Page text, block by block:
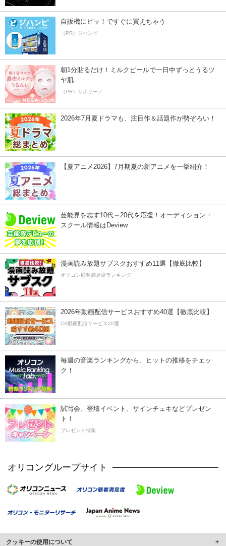
自販機にピッ！ですぐに買えちゃう
（PR）ジハンピ
朝1分貼るだけ！ミルクピールで一日中ずっとうるツ
ヤ肌
（PR）サボリーノ
2026年7月夏ドラマも、注目作＆話題作が勢ぞろい！
【夏アニメ2026】7月期夏の新アニメを一挙紹介！
芸能界を志す10代～20代を応援！オーディション・
スクール情報はDeview
漫画読み放題サブスクおすすめ11選【徹底比較】
オリコン顧客満足度ランキング
2026年動画配信サービスおすすめ40選【徹底比較】
CS動画配信サービス20選
毎週の音楽ランキングから、ヒットの推移をチェッ
ク！
試写会、登壇イベント、サインチェキなどプレゼン
ト！
プレゼント特集
オリコングループサイト
クッキーの使用について